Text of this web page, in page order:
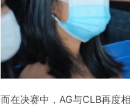
而在决赛中，AG与CLB再度